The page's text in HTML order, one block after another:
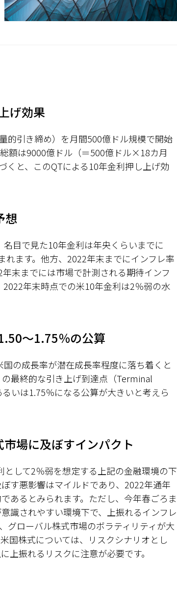
げ効果
的引き締め）を月間500億ドル規模で開始
額は9000億ドル（＝500億ドル×18カ月
くと、このQTによる10年金利押し上げ効
想
目で見た10年金利は年央くらいまでに
ます。他方、2022年末までにインフレ率
末までには市場で計測される期待インフ
年末時点での米10年金利は2％弱の水
～1.75％の公算
の成長率が潜在成長率程度に落ち着くと
最終的な引き上げ到達点（Terminal
いは1.75％になる公算が大きいと考えら
場に及ぼすインパクト
して2％弱を想定する上記の金融環境の下
す悪影響はマイルドであり、2022年通年
あるとみられます。ただし、今年春ごろま
識されやすい環境下で、上振れるインフレ
グローバル株式市場のボラティリティが大
国株式については、リスクシナリオとし
上振れるリスクに注意が必要です。